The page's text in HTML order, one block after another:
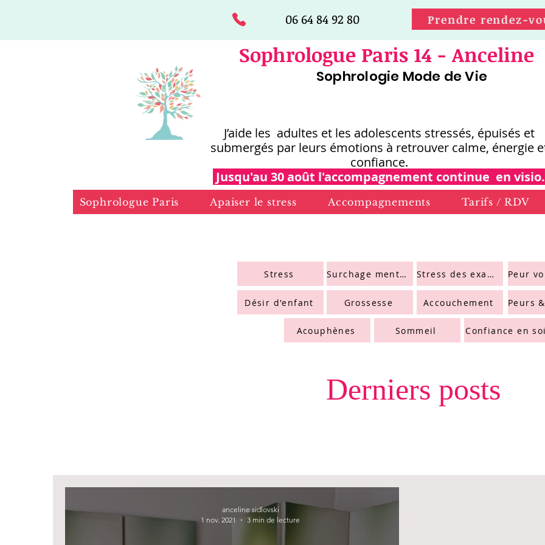
06 64 84 92 80 Prendre rendez-
Sophrologue Paris 14 - Anceline
J’aide les adultes et les adolescents stressés, épuisés et
submergés par leurs émotions à retrouver calme, énergie
confiance.
Jusqu'au 30 août l'accompagnement continue en visio.
Sophrologie Mode de Vie
Sophrologue Paris Apaiser le stress Accompagnements Tarifs / RDV
Stress Surchage mentale Stress des examens
Grossesse
Derniers posts
anceline sidlovski
1 nov. 2021
3 min de lecture
Accouchement
Désir d'enfant
Acouphènes Sommeil Confiance en soi